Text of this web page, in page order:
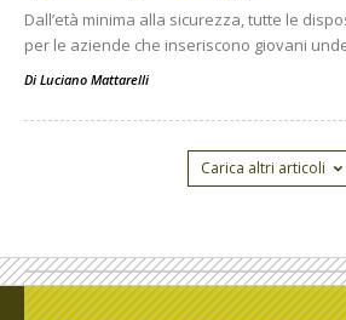
Dall’età minima alla sicurezza, tutte le
per le aziende che inseriscono giovani
Di Luciano Mattarelli
Carica altri articoli